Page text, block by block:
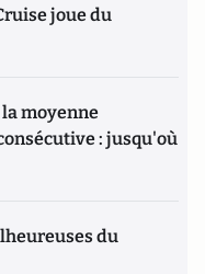
joue du
moyenne
: jusqu'où
du